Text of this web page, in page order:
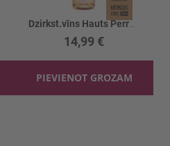
Dzirkst.vīns Hauts Perrays Cremant Rose 12.5%
14,99 €
PIEVIENOT GROZAM